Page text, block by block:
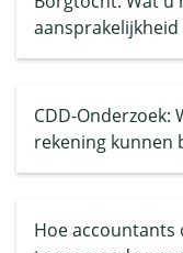
CDD-Onderzoek:
rekening kunnen
Hoe accountants